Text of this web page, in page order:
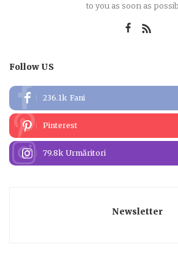
to you as soon as
Follow US
236.1k Fani
Pinterest
79.8k Urmăritori
Newsletter